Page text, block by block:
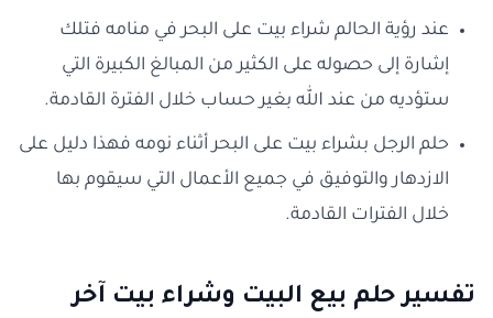
عند رؤية الحالم شراء بيت على البحر في منامه فتلك
إشارة إلى حصوله على الكثير من المبالغ الكبيرة التي
ستؤديه من عند الله بغير حساب خلال الفترة القادمة.
حلم الرجل بشراء بيت على البحر أثناء نومه فهذا دليل على
الازدهار والتوفيق في جميع الأعمال التي سيقوم بها
خلال الفترات القادمة.
تفسير حلم بيع البيت وشراء بيت آخر